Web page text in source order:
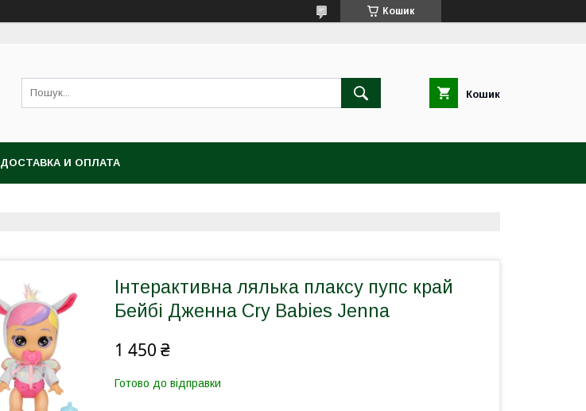
Кошик
Кошик
ДОСТАВКА И ОПЛАТА
Інтерактивна лялька плаксу пупс край
Бейбі Дженна Cry Babies Jenna
1 450 ₴
Готово до відправки